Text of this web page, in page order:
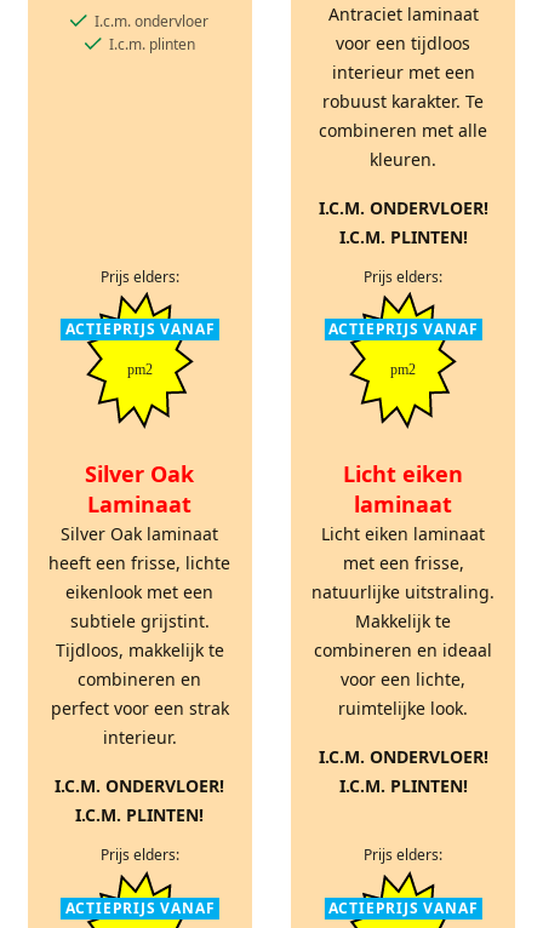
I.c.m. ondervloer
I.c.m. plinten
Prijs elders:
ACTIEPRIJS VANAF
pm2
Antraciet laminaat
voor een tijdloos
interieur met een
robuust karakter. Te
combineren met alle
kleuren.
I.C.M. ONDERVLOER!
I.C.M. PLINTEN!
Prijs elders:
ACTIEPRIJS VANAF
pm2
Silver Oak
Laminaat
Silver Oak laminaat
heeft een frisse, lichte
eikenlook met een
subtiele grijstint.
Tijdloos, makkelijk te
combineren en
perfect voor een strak
interieur.
I.C.M. ONDERVLOER!
I.C.M. PLINTEN!
Prijs elders:
ACTIEPRIJS VANAF
Licht eiken
laminaat
Licht eiken laminaat
met een frisse,
natuurlijke uitstraling.
Makkelijk te
combineren en ideaal
voor een lichte,
ruimtelijke look.
I.C.M. ONDERVLOER!
I.C.M. PLINTEN!
Prijs elders:
ACTIEPRIJS VANAF